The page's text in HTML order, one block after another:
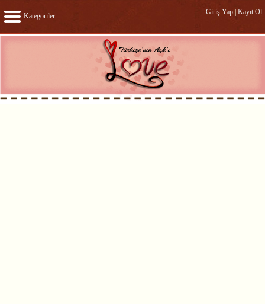
Kategoriler Giriş Yap Kayıt Ol